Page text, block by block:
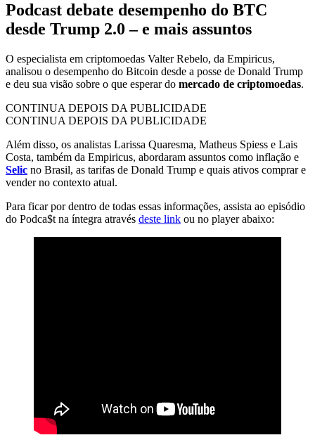
Podcast debate desempenho do BTC
desde Trump 2.0 – e mais assuntos
O especialista em criptomoedas Valter Rebelo, da Empiricus,
analisou o desempenho do Bitcoin desde a posse de Donald Trump
e deu sua visão sobre o que esperar do mercado de criptomoedas.
CONTINUA DEPOIS DA PUBLICIDADE
CONTINUA DEPOIS DA PUBLICIDADE
Além disso, os analistas Larissa Quaresma, Matheus Spiess e Lais
Costa, também da Empiricus, abordaram assuntos como inflação e
Selic no Brasil, as tarifas de Donald Trump e quais ativos comprar e
vender no contexto atual.
Para ficar por dentro de todas essas informações, assista ao episódio
do Podca$t na íntegra através deste link ou no player abaixo: